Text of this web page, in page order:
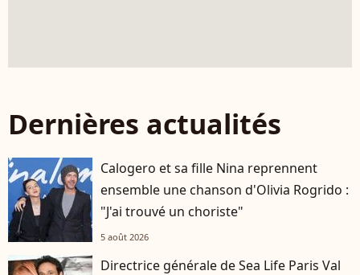
Dernières actualités
Calogero et sa fille Nina reprennent
ensemble une chanson d'Olivia Rogrido :
"J'ai trouvé un choriste"
5 août 2026
Directrice générale de Sea Life Paris Val